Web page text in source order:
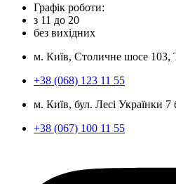
Графік роботи:
з 11 до 20
без вихідних
м. Київ, Столичне шосе
+38 (068) 123 11 55
м. Київ, бул. Лесі Українки 7
+38 (067) 100 11 55